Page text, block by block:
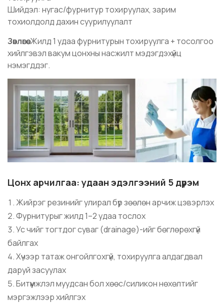
Шийдэл: нугас/фурнитур тохируулах, зарим
тохиолдолд дахин суурилуулалт
Зөвлөгөө: Жилд 1 удаа фурнитурын тохируулга + тосолгоо
хийлгэвэл вакум цонхны насжилт мэдэгдэхүйц
нэмэгддэг.
Цонх арчилгаа: удаан эдэлгээний 5 дүрэм
Жийрэг резинийг улирал бүр зөөлөн арчиж цэвэрлэх
Фурнитурыг жилд 1–2 удаа тослох
Ус чийг тогтдог суваг (drainage)-ийг бөглөрөхгүй
байлгах
Хүчээр татаж онгойлгохгүй, тохируулга алдагдвал
даруй засуулах
Битүүмжлэл муудсан бол хөөс/силикон нөхөлтийг
мэргэжлээр хийлгэх